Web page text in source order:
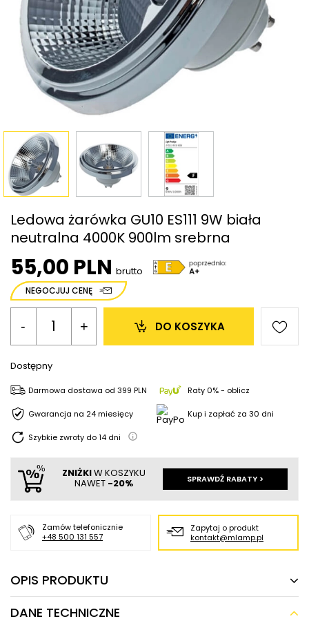
Ledowa żarówka GU10 ES111 9W biała
neutralna 4000K 900lm srebrna
55,00 PLN brutto
NEGOCJUJ CENĘ
- + DO KOSZYKA
Dostępny
Darmowa dostawa od 399 PLN Raty 0% - oblicz
Gwarancja na 24 miesięcy Kup i zapłać za 30 dni
Szybkie zwroty do14 dni
ZNIŻKIW KOSZYKU
NAWET -20% SPRAWDŹ RABATY >
Zamów telefonicznie
+48 500 131 557
Zapytaj o produkt
kontakt@mlamp.pl
OPIS PRODUKTU
DANE TECHNICZNE